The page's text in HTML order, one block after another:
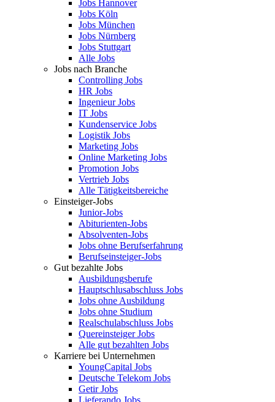
Jobs Hannover
Jobs Köln
Jobs München
Jobs Nürnberg
Jobs Stuttgart
Alle Jobs
Jobs nach Branche
Controlling Jobs
HR Jobs
Ingenieur Jobs
IT Jobs
Kundenservice Jobs
Logistik Jobs
Marketing Jobs
Online Marketing Jobs
Promotion Jobs
Vertrieb Jobs
Alle Tätigkeitsbereiche
Einsteiger-Jobs
Junior-Jobs
Abiturienten-Jobs
Absolventen-Jobs
Jobs ohne Berufserfahrung
Berufseinsteiger-Jobs
Gut bezahlte Jobs
Ausbildungsberufe
Hauptschlusabschluss Jobs
Jobs ohne Ausbildung
Jobs ohne Studium
Realschulabschluss Jobs
Quereinsteiger Jobs
Alle gut bezahlten Jobs
Karriere bei Unternehmen
YoungCapital Jobs
Deutsche Telekom Jobs
Getir Jobs
Lieferando Jobs